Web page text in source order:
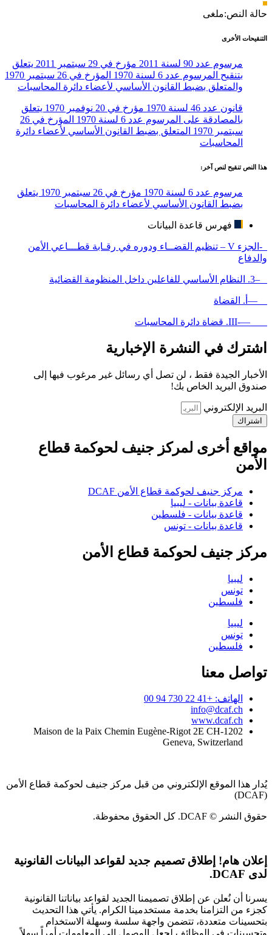
حالة النص:ملغى
التنقيحات الأخرى
مرسوم عدد 90 لسنة 2011 مؤرخ في 29 سبتمبر 2011 يتعلق
بتنقيح المرسوم عدد 6 لسنة 1970 المؤرخ في 26 سبتمبر 1970
والمتعلق بضبط القانون الأساسي لأعضاء دائرة المحاسبات
قانون عدد 46 لسنة 1970 مؤرخ في 20 نوفمبر 1970 يتعلق
بالمصادقة على المرسوم عدد 6 لسنة 1970 المؤرخ في 26
سبتمبر 1970 المتعلق بضبط القانون الأساسي لأعضاء دائرة
المحاسبات
هذا النص تنقيح لنص آخر:
مرسوم عدد 6 لسنة 1970 مؤرخ في 26 سبتمبر 1970 يتعلق
بضبط القانون الأساسي لأعضاء دائرة المحاسبات
فهرس قاعدة البيانات
-الجزء V – تنظيم القضــاء ودوره في رقـابة قطـــاعي الأمن
والدفاع
–3. النظام الأساسي للفاعلين داخل المنظومة القضائية
—أ. القضاة
—-III. قضاة دائرة المحاسبات
اشترك في النشرة الإخبارية
الأخبار الجيدة فقط ، لن تصل أي رسائل غير مرغوب فيها إلى
صندوق البريد الخاص بك!
البريد الإلكتروني
اشتراك
مواقع أخرى لمركز جنيف لحوكمة قطاع
الأمن
مركز جنيف لحوكمة قطاع الأمن DCAF
قاعدة بيانات - ليبيا
قاعدة بيانات - فلسطين
قاعدة بيانات - تونس
مركز جنيف لحوكمة قطاع الأمن
ليبيا
تونس
فلسطين
ليبيا
تونس
فلسطين
تواصل معنا
الهاتف: +41 22 730 94 00
info@dcaf.ch
www.dcaf.ch
Maison de la Paix Chemin Eugène-Rigot 2E CH-1202
Geneva, Switzerland
يُدار هذا الموقع الإلكتروني من قبل مركز جنيف لحوكمة قطاع الأمن
(DCAF)
حقوق النشر © DCAF. كل الحقوق محفوظة.
إعلان هام! إطلاق تصميم جديد لقواعد البيانات القانونية
لدى DCAF.
يسرنا أن نُعلن عن إطلاق تصميمنا الجديد لقواعد بياناتنا القانونية
كجزء من التزامنا بخدمة مستخدمينا الكرام. يأتي هذا التحديث
بتحسينات متعددة، تتضمن واجهة سلسة وسهلة الاستخدام
وتحسينات في الوظائف لجعل الوصول إلى المعلومات أمراً سهلاً.